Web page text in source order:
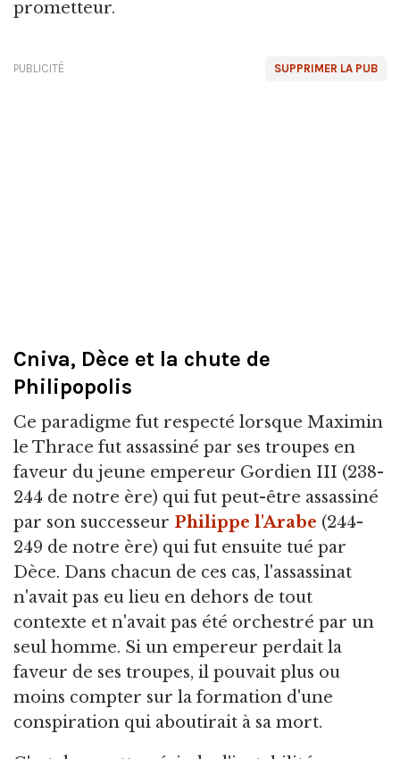
prometteur.
SUPPRIMER LA PUB
PUBLICITÉ
Cniva, Dèce et la chute de
Philipopolis
Ce paradigme fut respecté lorsque Maximin
le Thrace fut assassiné par ses troupes en
faveur du jeune empereur Gordien III (238-
244 de notre ère) qui fut peut-être assassiné
par son successeur Philippe l'Arabe (244-
249 de notre ère) qui fut ensuite tué par
Dèce. Dans chacun de ces cas, l'assassinat
n'avait pas eu lieu en dehors de tout
contexte et n'avait pas été orchestré par un
seul homme. Si un empereur perdait la
faveur de ses troupes, il pouvait plus ou
moins compter sur la formation d'une
conspiration qui aboutirait à sa mort.